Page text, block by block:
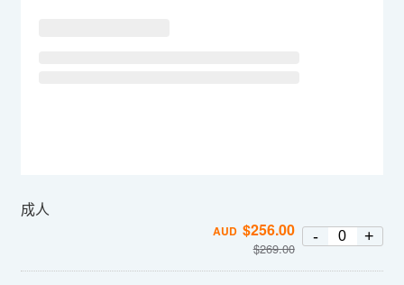
成人
AUD $256.00
$269.00
- +